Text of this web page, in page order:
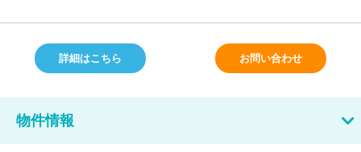
詳細はこちら お問い合わせ
物件情報